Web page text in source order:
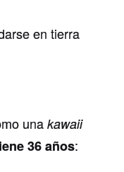
en tierra
unakawaii
36 años: